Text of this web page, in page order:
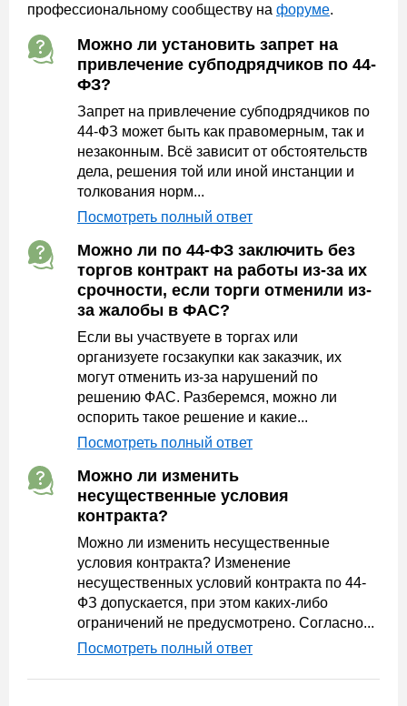
профессиональному сообществу на форуме.
Можно ли установить запрет на
привлечение субподрядчиков по 44-
ФЗ?
Запрет на привлечение субподрядчиков по
44-ФЗ может быть как правомерным, так и
незаконным. Всё зависит от обстоятельств
дела, решения той или иной инстанции и
толкования норм...
Посмотреть полный ответ
Можно ли по 44-ФЗ заключить без
торгов контракт на работы из-за их
срочности, если торги отменили из-
за жалобы в ФАС?
Если вы участвуете в торгах или
организуете госзакупки как заказчик, их
могут отменить из-за нарушений по
решению ФАС. Разберемся, можно ли
оспорить такое решение и какие...
Посмотреть полный ответ
Можно ли изменить
несущественные условия
контракта?
Можно ли изменить несущественные
условия контракта? Изменение
несущественных условий контракта по 44-
ФЗ допускается, при этом каких-либо
ограничений не предусмотрено. Согласно...
Посмотреть полный ответ